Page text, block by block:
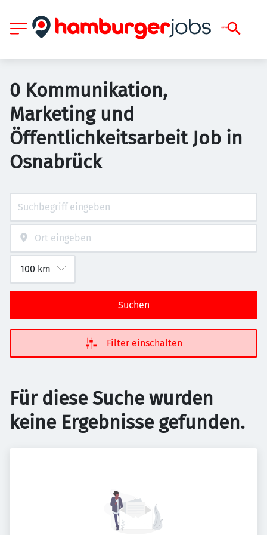
0 Kommunikation,
Marketing und
Öffentlichkeitsarbeit Job in
Osnabrück
Suchen
Filter einschalten
Für diese Suche wurden
keine Ergebnisse gefunden.